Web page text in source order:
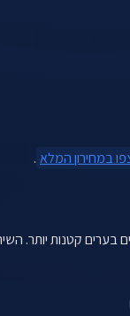
במחירון המלא .